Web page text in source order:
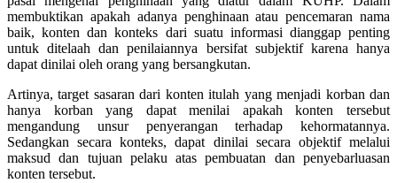
membuktikan apakah adanya penghinaan atau pencemaran nama
baik, konten dan konteks dari suatu informasi dianggap penting
untuk ditelaah dan penilaiannya bersifat subjektif karena hanya
dapat dinilai oleh orang yang bersangkutan.
Artinya, target sasaran dari konten itulah yang menjadi korban dan
hanya korban yang dapat menilai apakah konten tersebut
mengandung unsur penyerangan terhadap kehormatannya.
Sedangkan secara konteks, dapat dinilai secara objektif melalui
maksud dan tujuan pelaku atas pembuatan dan penyebarluasan
konten tersebut.